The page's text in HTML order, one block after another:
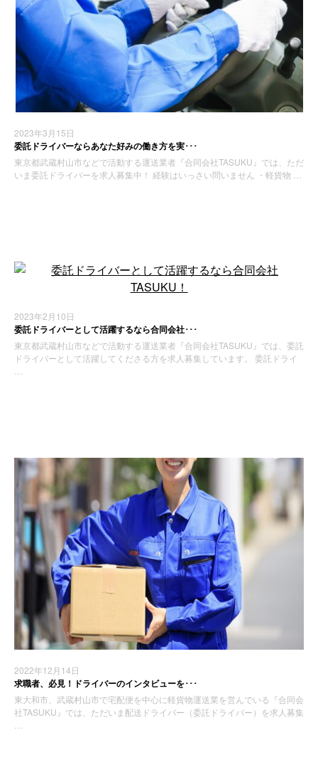
2023年3月15日
委託ドライバーならあなた好みの働き方を実･･･
東京都武蔵村山市などで活動する運送業者『合同会社TASUKU』では、ただ
いま委託ドライバーを求人募集中！ 経験はいっさい問いません ・軽貨物 …
2023年2月10日
委託ドライバーとして活躍するなら合同会社･･･
東京都武蔵村山市などで活動する運送業者『合同会社TASUKU』では、委託
ドライバーとして活躍してくださる方を求人募集しています。 委託ドライ
2022年12月14日
求職者、必見！ドライバーのインタビューを･･･
東大和市、武蔵村山市で宅配便を中心に軽貨物運送業を営んでいる『合同会
社TASUKU』では、ただいま配送ドライバー（委託ドライバー）を求人募集